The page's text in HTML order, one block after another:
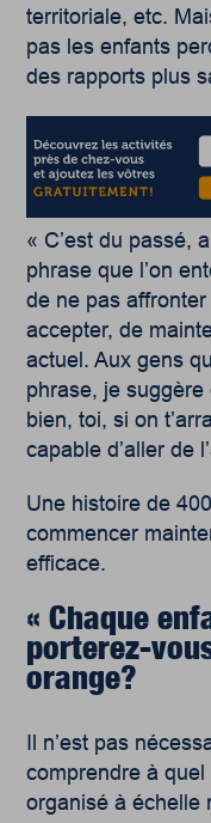
territoriale, etc.
pas les enfants
des rapports plus
« C’est du passé,
phrase que l’on
de ne pas
accepter, de
actuel. Aux gens
phrase, je
bien, toi, si on
capable d’aller de
Une histoire de
commencer
efficace.
« Chaque
porterez-
orange?
Il n’est pas
comprendre à quel
organisé à échelle